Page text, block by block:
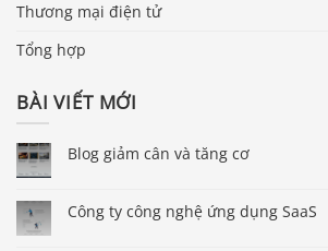
Thương mại điện tử
Tổng hợp
BÀI VIẾT MỚI
Blog giảm cân và tăng cơ
Công ty công nghệ ứng dụng SaaS